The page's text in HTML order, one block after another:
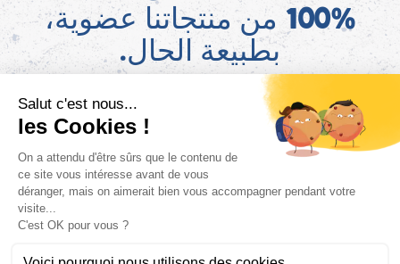
100% من منتجاتنا عضوية،
بطبيعة الحال.
AR